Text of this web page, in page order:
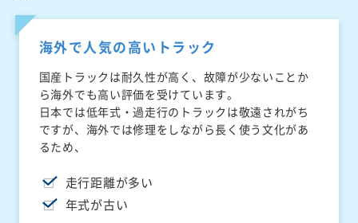
海外で人気の高いトラック
国産トラックは耐久性が高く、故障が少ないことか
ら海外でも高い評価を受けています。
日本では低年式・過走行のトラックは敬遠されがち
ですが、海外では修理をしながら長く使う文化があ
るため、
走行距離が多い
年式が古い